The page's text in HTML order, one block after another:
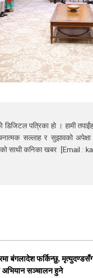
डिजिटल पत्रिका हो । हामी
सल्लाह र सुझावको
साथी कनिका खबर [Email :
बंगलादेश फर्किन्छु,
अभियान सञ्चालन हुने